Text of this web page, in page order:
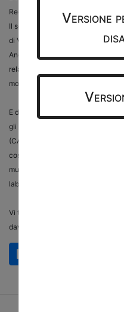
Versione
Reggio Emilia) e Francesca Priori
Il senso di appartenenza e la
di Viviana Brandan (CRA) hanno
Angelo Bottini ha portato
relazionale nel lavoro dei CAAD
modificano solo ambienti, ma si
E dopo una pausa corredata da
gli angoli della Regione, il
(CAAD Reggio Emilia) e
costruito un punto di
multidisciplinarità del ruolo dei
laboratorio con simulazione casi
Vi terremo informati sulle
davvero incoraggianti.